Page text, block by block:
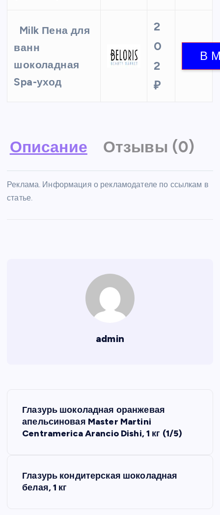
Milk Пена для
ванн
шоколадная
Spa-уход
2
0
2
₽
Описание Отзывы (0)
Реклама. Информация о рекламодателе по ссылкам в
статье.
admin
Глазурь шоколадная оранжевая
апельсиновая Master Martini
Centramerica Arancio Dishi, 1 кг (1/5)
Глазурь кондитерская шоколадная
белая, 1 кг